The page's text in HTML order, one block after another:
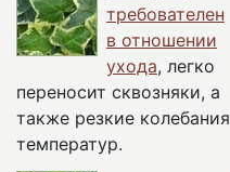
требователен
в отношении
ухода, легко
переносит сквозняки, а
также резкие колебания
температур.